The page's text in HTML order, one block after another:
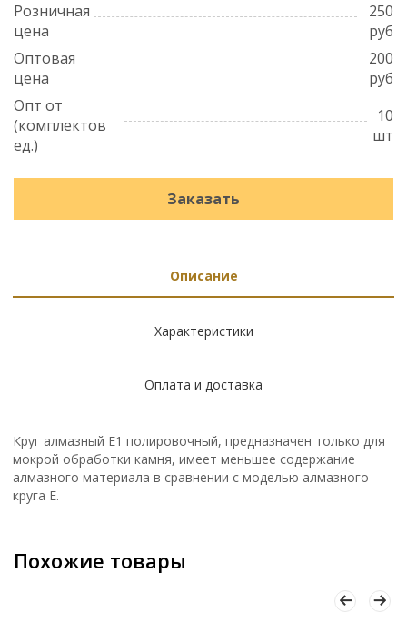
Розничная
цена
250
руб
Оптовая
цена
200
руб
Опт от
(комплектов
ед.)
10
шт
Заказать
Описание
Характеристики
Оплата и доставка
Круг алмазный Е1 полировочный, предназначен только для
мокрой обработки камня, имеет меньшее содержание
алмазного материала в сравнении с моделью алмазного
круга Е.
Похожие товары